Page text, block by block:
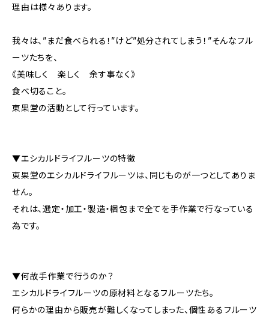
理由は様々あります。
我々は、”まだ食べられる！”けど”処分されてしまう！”そんなフル
ーツたちを、
《美味しく 楽しく 余す事なく》
食べ切ること。
東果堂の活動として行っています。
▼エシカルドライフルーツの特徴
東果堂のエシカルドライフルーツは、同じものが一つとしてありま
せん。
それは、選定・加工・製造・梱包まで全てを手作業で行なっている
為です。
▼何故手作業で行うのか？
エシカルドライフルーツの原材料となるフルーツたち。
何らかの理由から販売が難しくなってしまった、個性あるフルーツ